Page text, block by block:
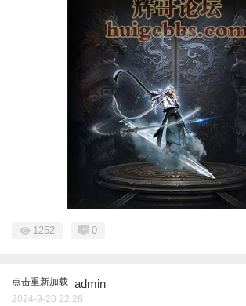
1252 0
点击重新加载 admin
2024-9-20 22:26